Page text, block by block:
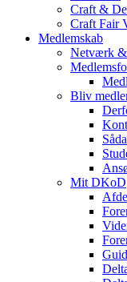
Craft &
Craft Fair
Medlemskab
Netværk &
Bliv
Mit DKoD